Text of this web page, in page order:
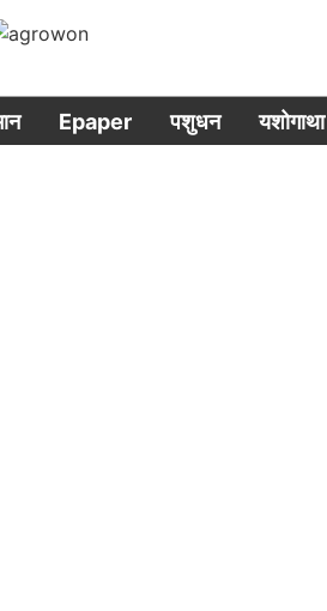
Epaper पशुधन यशोगाथा